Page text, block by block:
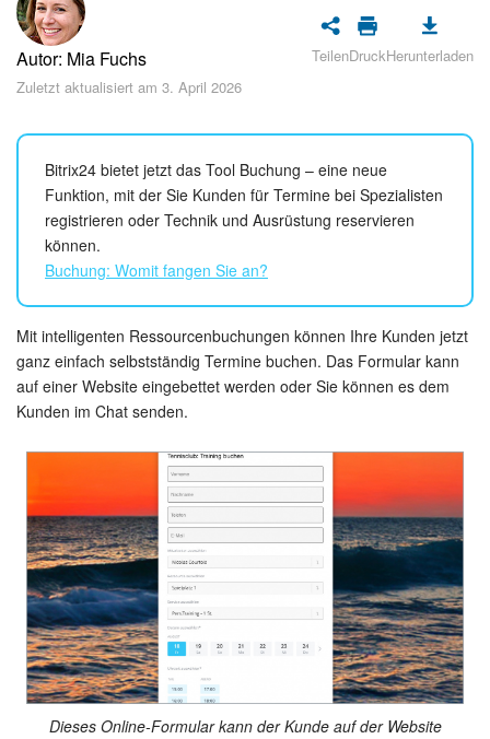
Sicherheit
Womit fangen Sie an?
Abonnement
Aufgaben und Projekte
KI-Projekte
Messenger
Collabs
Drive
Webmail
CRM
Buchung
Autor: Mia Fuchs
Zuletzt aktualisiert am 3. April 2026
TeilenDruckHerunterladen
Bitrix24 bietet jetzt das Tool Buchung – eine neue
Funktion, mit der Sie Kunden für Termine bei Spezialisten
registrieren oder Technik und Ausrüstung reservieren
können.
Buchung: Womit fangen Sie an?
Mit intelligenten Ressourcenbuchungen können Ihre Kunden jetzt
ganz einfach selbstständig Termine buchen. Das Formular kann
auf einer Website eingebettet werden oder Sie können es dem
Kunden im Chat senden.
Dieses Online-Formular kann der Kunde auf der Website